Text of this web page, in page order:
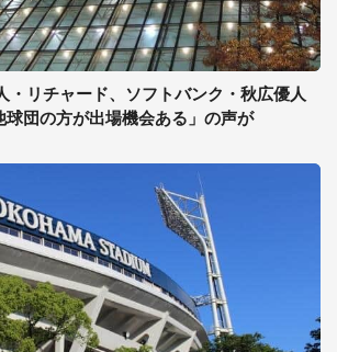
・リチャード、ソフトバンク・秋広優人
球団の方が出場機会ある」の声が